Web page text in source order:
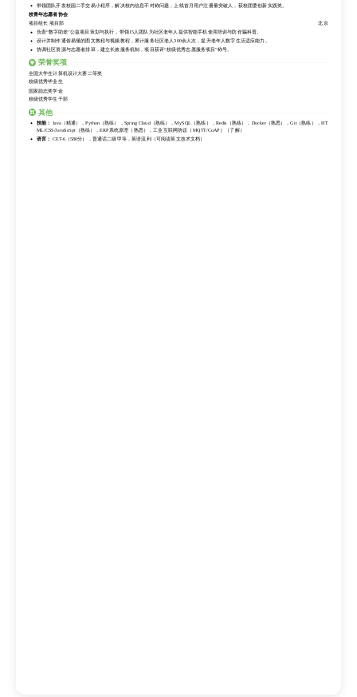
带领团队开发校园二手交易小程序，解决校内信息不对称问题，上线首月用户注册量突破人，获校团委创新实践奖。
校青年志愿者协会
项目组长 项目部
北京
负责“数字助老”公益项目策划与执行，带领15人团队为社区老年人提供智能手机使用培训与防诈骗科普。
设计并制作通俗易懂的图文教程与视频教程，累计服务社区老人300余人次，提升老年人数字生活适应能力。
协调社区资源与志愿者排班，建立长效服务机制，项目获评“校级优秀志愿服务项目”称号。
荣誉奖项
全国大学生计算机设计大赛二等奖
校级优秀毕业生
国家励志奖学金
校级优秀学生干部
其他
技能： Java（精通），Python（熟练），Spring Cloud（熟练），MySQL（熟练），Redis（熟练），Docker（熟悉），Git（熟练），HT
ML/CSS/JavaScript（熟练），ERP系统原理（熟悉），工业互联网协议（MQTT/CoAP）（了解）
语言： CET-6（580分），普通话二级甲等，英语流利（可阅读英文技术文档）